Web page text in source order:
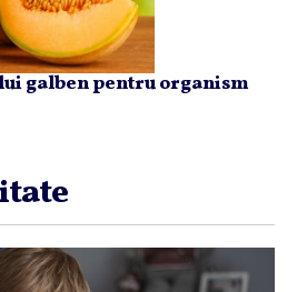
galben pentru organism